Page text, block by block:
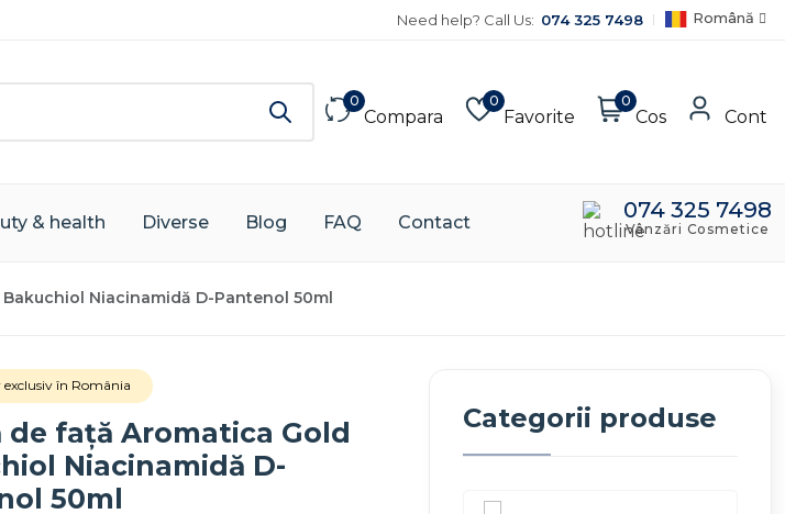
Need help? Call Us: 074 325 7498 Română
0
Compara
0
Favorite
0
Cos Cont
& health Diverse Blog FAQ Contact 074 325 7498
Vânzări Cosmetice
Niacinamidă D-Pantenol 50ml
în România
de față Aromatica Gold
Niacinamidă D-
50ml
Categorii produse